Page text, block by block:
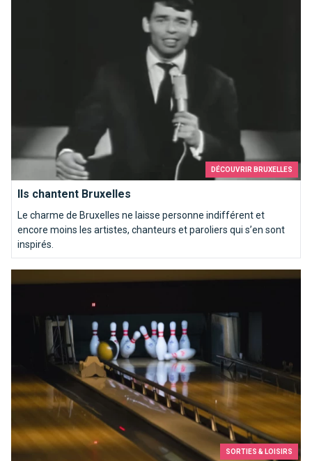
DÉCOUVRIR BRUXELLES
Ils chantent Bruxelles
Le charme de Bruxelles ne laisse personne indifférent et
encore moins les artistes, chanteurs et paroliers qui s’en sont
inspirés.
SORTIES & LOISIRS
Une partie de bowling ? Strikez les pistes bruxelloises !